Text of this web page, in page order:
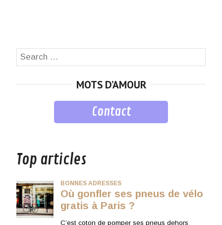
Search
MOTS D’AMOUR
Contact
Top articles